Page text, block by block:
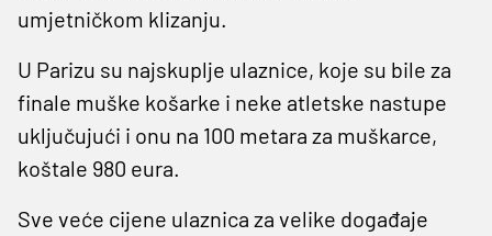
umjetničkom klizanju.
U Parizu su najskuplje ulaznice, koje su bile za
finale muške košarke i neke atletske nastupe
uključujući i onu na 100 metara za muškarce,
koštale 980 eura.
Sve veće cijene ulaznica za velike događaje